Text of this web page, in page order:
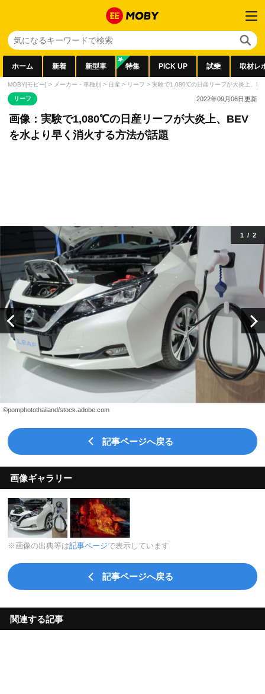
ホーム 新着 新型車 特集 PICK UP 試乗 取材レ
MOBY[モビー] > メーカー・車種別 > 日産 > リーフ > 実験で1,080℃の日産リーフが大炎上、
リーフ 2022年09月06日更新
画像：実験で1,080℃の日産リーフが大炎上、BEV
を水より早く消火する方法が話題
©pomphotothailand/stock.adobe.com
1 / 2
記事ページへ戻る
画像ギャラリー
※画像の出典等は記事ページで表示しています
記事ページへ戻る
関連する記事